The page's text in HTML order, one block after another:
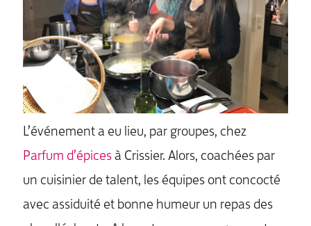
L’événement a eu lieu, par groupes, chez
Parfum d’épicesà Crissier. Alors, coachées par
un cuisinier de talent, les équipes ont concocté
avec assiduité et bonne humeur un repas des